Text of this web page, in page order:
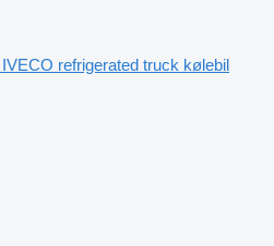
IVECO refrigerated truck kølebil